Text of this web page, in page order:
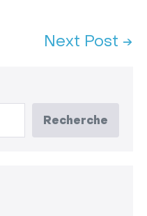
Next Post →
Recherche